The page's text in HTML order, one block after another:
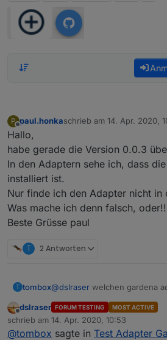
P
Offline
paul.honkaschrieb am 14. Apr. 2020,
zuletzt editiert von
Hallo,
habe gerade die Version 0.0.3
In den Adaptern sehe ich, dass
installiert ist.
Nur finde ich den Adapter nicht in
Was mache ich denn falsch,
Beste Grüsse paul
T 2 Antworten
T tombox@dslraser welchen gardena
Offline
dslraser FORUM TESTING MOST ACTIVE
schrieb am 14. Apr. 2020, 10:53
zuletzt editiert von
@tombox sagte in Test Adapter